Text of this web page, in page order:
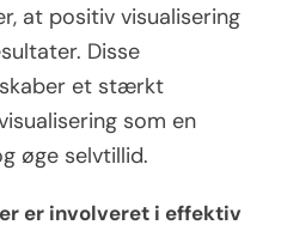
at positiv visualisering
Disse
et stærkt
som en
øge selvtillid.
er involveret i effektiv